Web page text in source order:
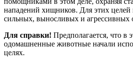
нападений хищников. Для этих целей
сильных, выносливых и агрессивных
Для справки! Предполагается, что в
одомашненные животные начали
целях.